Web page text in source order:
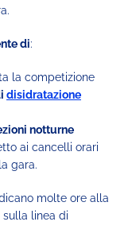
di:
la competizione
disidratazione
notturne
ai cancelli orari
gara.
molte ore alla
linea di